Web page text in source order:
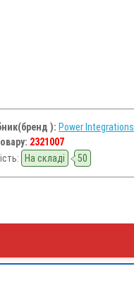
): Power Integrations
2321007
На складі 50